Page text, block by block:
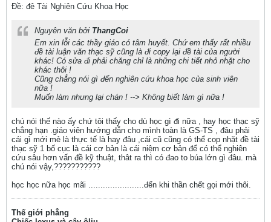
Ðề: đê Tài Nghiên Cứu Khoa Học
Nguyên văn bởi ThangCoi
Em xin lỗi các thầy giáo có tâm huyết. Chứ em thấy rất nhiều
đề tài luận văn thạc sỹ cũng là đi copy lại đề tài của người
khác! Có sửa đi phải chăng chỉ là những chi tiết nhỏ nhặt cho
khác thôi !
Cũng chẳng nói gì đến nghiên cứu khoa học của sinh viên
nữa !
Muốn làm nhưng lại chán ! --> Không biết làm gì nữa !
chú nói thế nào ấy chứ tôi thấy cho dù học gì đi nữa , hay học thạc sỹ
chẳng hạn .giáo viên hướng dẫn cho mình toàn là GS-TS , đâu phải
cái gì mới mẻ là thực tế là hay đâu ,cái cũ cũng có thể cop nhặt đề tài
thạc sỹ 1 bố cục là cái cơ bản là cái niệm cơ bản để có thể nghiên
cứu sâu hơn vấn đề kỹ thuật, thât ra thì có đao to búa lớn gì đâu. mà
chú nói vậy,???????????
học học nữa học mãi .......................đến khi thần chết gọi mới thôi.
Thế giới phẳng